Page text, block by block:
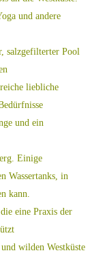
und andere
salzgefilterter Pool
liebliche
und ein
Einige
Wassertanks, in
kann.
eine Praxis der
wilden Westküste